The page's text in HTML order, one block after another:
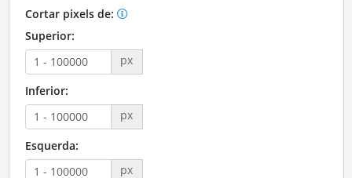
Cortar pixels de:
Superior:
px
Inferior:
px
Esquerda:
px